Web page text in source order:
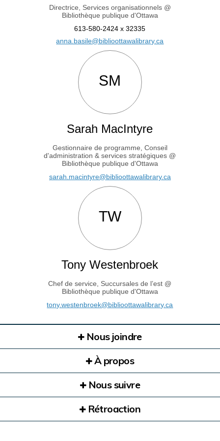
Directrice, Services organisationnels @
Bibliothèque publique d'Ottawa
613-580-2424 x 32335
anna.basile@biblioottawalibrary.ca
SM
Sarah MacIntyre
Gestionnaire de programme, Conseil
d'administration & services stratégiques @
Bibliothèque publique d'Ottawa
sarah.macintyre@biblioottawalibrary.ca(Liens
TW
Tony Westenbroek
Chef de service, Succursales de l’est @
Bibliothèque publique d'Ottawa
tony.westenbroek@biblioottawalibrary.ca
Nous joindre
À propos
Nous suivre
Rétroaction